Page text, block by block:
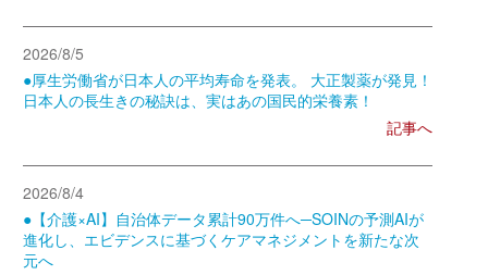
2026/8/5
●厚生労働省が日本人の平均寿命を発表。 大正製薬が発見！
日本人の長生きの秘訣は、実はあの国民的栄養素！
記事へ
2026/8/4
●【介護×AI】自治体データ累計90万件へ─SOINの予測AIが
進化し、エビデンスに基づくケアマネジメントを新たな次
元へ